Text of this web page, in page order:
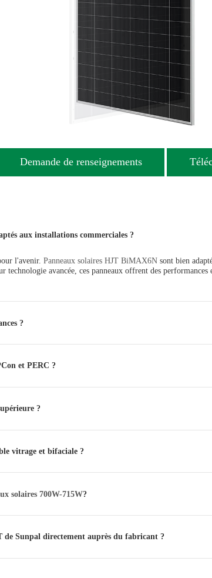
Demande de renseignements
aux installations commerciales ?
l'avenir. Panneaux solaires HJT BiMAX6Nsont bien
technologie avancée, ces panneaux offrent des
?
et PERC ?
?
vitrage et bifaciale ?
solaires 700W-715W?
de Sunpal directement auprès du fabricant ?